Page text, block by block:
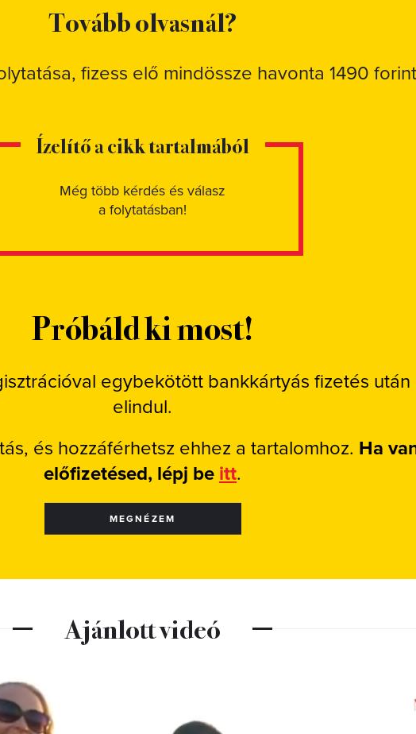
Tovább olvasnál?
fizess elő mindössze havonta 1490
Ízelítő a cikk tartalmából
Még több kérdés és válasz
a folytatásban!
Próbáld ki most!
egybekötött bankkártyás fizetés után
elindul.
és hozzáférhetsz ehhez a tartalomhoz. Ha
előfizetésed, lépj be itt.
MEGNÉZEM
Ajánlott videó